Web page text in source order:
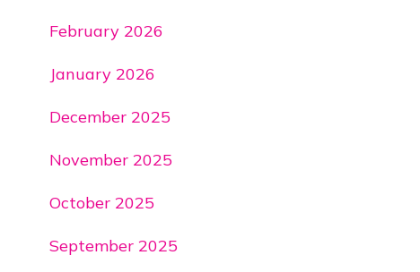
February 2026
January 2026
December 2025
November 2025
October 2025
September 2025